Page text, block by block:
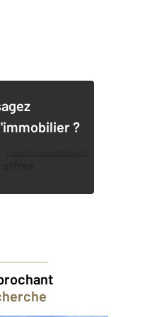
?
offres